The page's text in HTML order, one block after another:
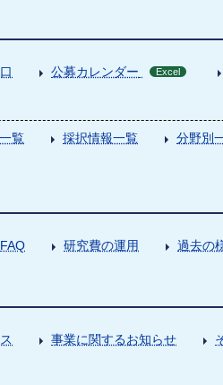
公募カレンダー Excel
覧 採択情報一覧 分野別
FAQ 研究費の運用 過去の
事業に関するお知らせ